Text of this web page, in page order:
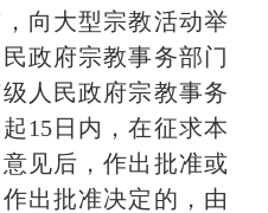
向大型宗教活动举
政府宗教事务部门
人民政府宗教事务
15日内，在征求本
见后，作出批准或
出批准决定的，由